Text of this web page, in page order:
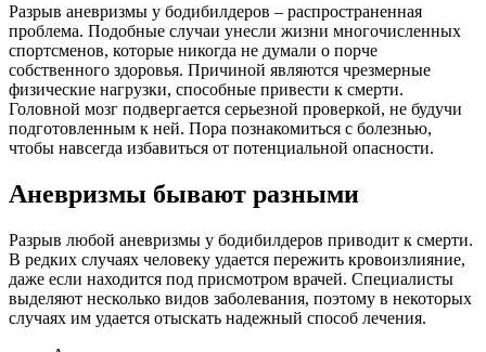
Разрыв аневризмы у бодибилдеров – распространенная
проблема. Подобные случаи унесли жизни многочисленных
спортсменов, которые никогда не думали о порче
собственного здоровья. Причиной являются чрезмерные
физические нагрузки, способные привести к смерти.
Головной мозг подвергается серьезной проверкой, не будучи
подготовленным к ней. Пора познакомиться с болезнью,
чтобы навсегда избавиться от потенциальной опасности.
Аневризмы бывают разными
Разрыв любой аневризмы у бодибилдеров приводит к смерти.
В редких случаях человеку удается пережить кровоизлияние,
даже если находится под присмотром врачей. Специалисты
выделяют несколько видов заболевания, поэтому в некоторых
случаях им удается отыскать надежный способ лечения.